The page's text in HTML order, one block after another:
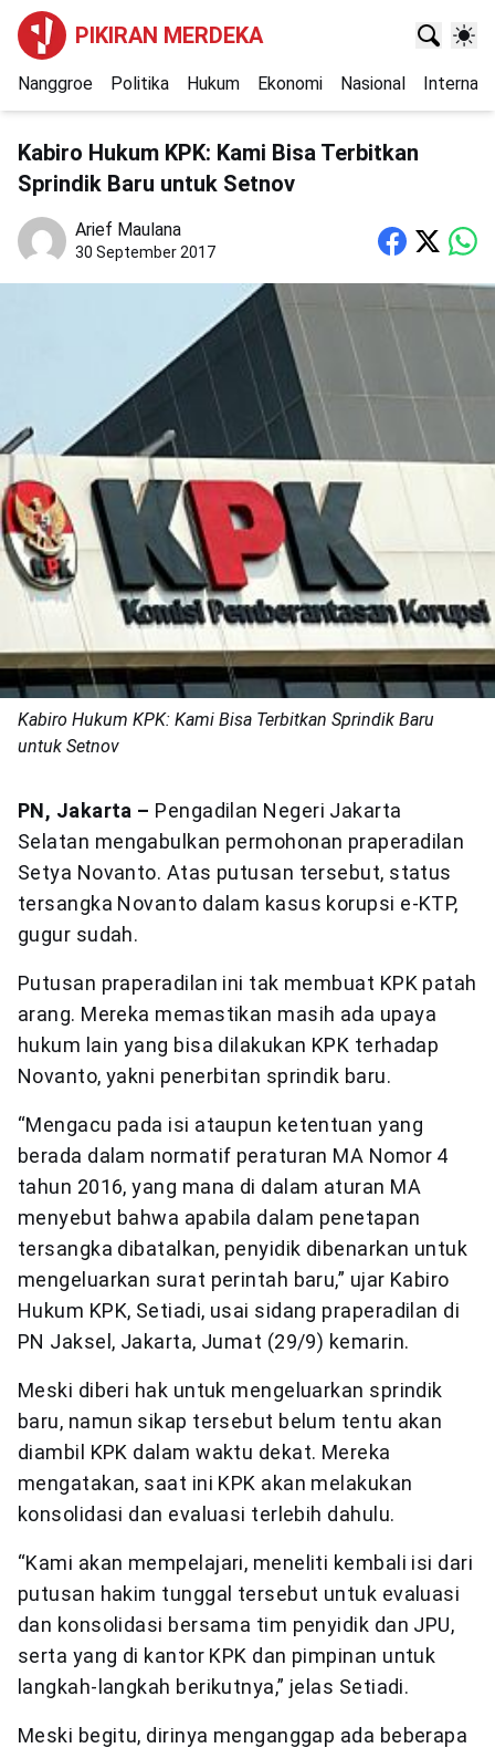
PIKIRAN MERDEKA
Nanggroe Politika Hukum Ekonomi Nasional
Kabiro Hukum KPK: Kami Bisa Terbitkan
Sprindik Baru untuk Setnov
Arief Maulana
30 September 2017
Kabiro Hukum KPK: Kami Bisa Terbitkan Sprindik Baru
untuk Setnov
PN, Jakarta – Pengadilan Negeri Jakarta
Selatan mengabulkan permohonan praperadilan
Setya Novanto. Atas putusan tersebut, status
tersangka Novanto dalam kasus korupsi e-KTP,
gugur sudah.
Putusan praperadilan ini tak membuat KPK patah
arang. Mereka memastikan masih ada upaya
hukum lain yang bisa dilakukan KPK terhadap
Novanto, yakni penerbitan sprindik baru.
“Mengacu pada isi ataupun ketentuan yang
berada dalam normatif peraturan MA Nomor 4
tahun 2016, yang mana di dalam aturan MA
menyebut bahwa apabila dalam penetapan
tersangka dibatalkan, penyidik dibenarkan untuk
mengeluarkan surat perintah baru,” ujar Kabiro
Hukum KPK, Setiadi, usai sidang praperadilan di
PN Jaksel, Jakarta, Jumat (29/9) kemarin.
Meski diberi hak untuk mengeluarkan sprindik
baru, namun sikap tersebut belum tentu akan
diambil KPK dalam waktu dekat. Mereka
mengatakan, saat ini KPK akan melakukan
konsolidasi dan evaluasi terlebih dahulu.
“Kami akan mempelajari, meneliti kembali isi dari
putusan hakim tunggal tersebut untuk evaluasi
dan konsolidasi bersama tim penyidik dan JPU,
serta yang di kantor KPK dan pimpinan untuk
langkah-langkah berikutnya,” jelas Setiadi.
Meski begitu, dirinya menganggap ada beberapa